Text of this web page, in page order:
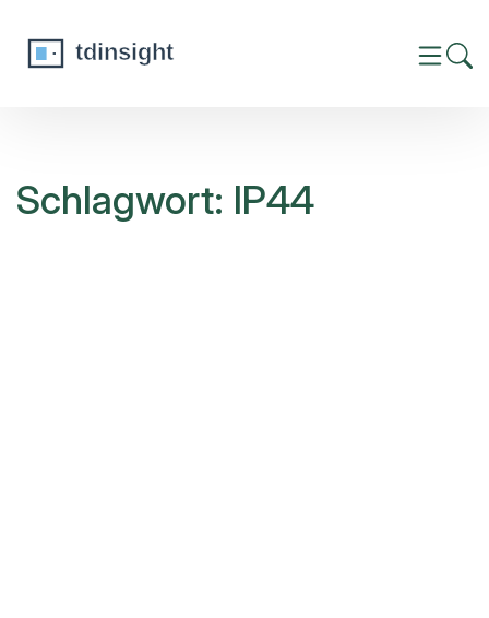
Schlagwort: IP44